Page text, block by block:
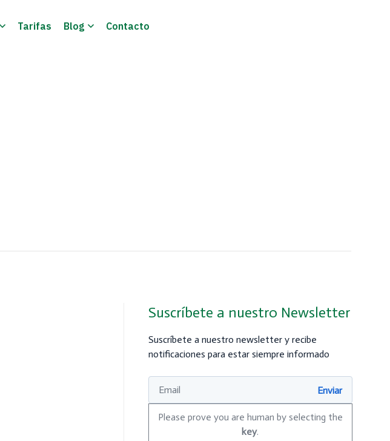
Tarifas Blog Contacto
Suscríbete a nuestro Newsletter
Suscríbete a nuestro newsletter y recibe
notificaciones para estar siempre informado
Please prove you are human by selecting the
key.